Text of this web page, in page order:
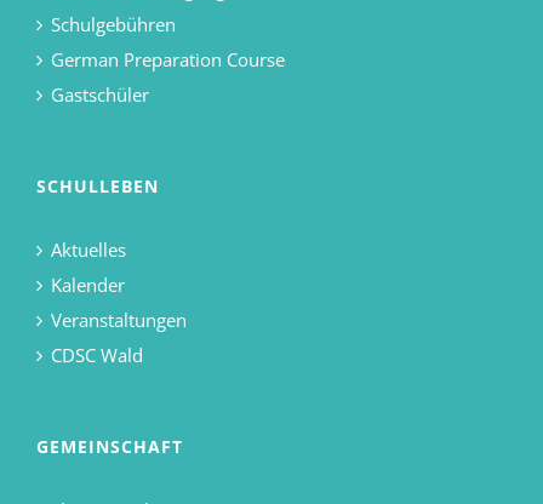
Schulgebühren
German Preparation Course
Gastschüler
SCHULLEBEN
Aktuelles
Kalender
Veranstaltungen
CDSC Wald
GEMEINSCHAFT